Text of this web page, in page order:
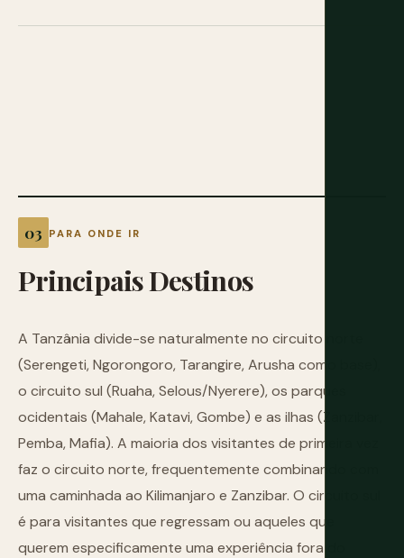
PARA ONDE IR
PrincipaisDestinos
A Tanzânia divide-se naturalmente no circuito norte
(Serengeti, Ngorongoro, Tarangire, Arusha como base),
o circuito sul (Ruaha, Selous/Nyerere), os parques
ocidentais (Mahale, Katavi, Gombe) e as ilhas (Zanzibar,
Pemba, Mafia). A maioria dos visitantes de primeira vez
faz o circuito norte, frequentemente combinando com
uma caminhada ao Kilimanjaro e Zanzibar. O circuito sul
é para visitantes que regressam ou aqueles que
querem especificamente uma experiência fora do